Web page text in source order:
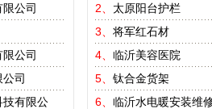
公司
公司
司
技有限公
2、 太原阳台护栏
3、 将军红石材
4、 临沂美容医院
5、 钛合金货架
6、 临沂水电暖安装维